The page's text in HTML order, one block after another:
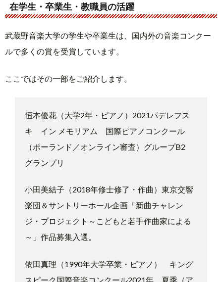
在学生・卒業生・教職員の活躍
武蔵野音楽大学の学生や卒業生は、国内外の音楽コンクー
ルで多くの賞を受賞しています。
ここではその一部をご紹介します。
恒本優花（大学2年・ピアノ）2021パデレフス
キ イン メモリアム 国際ピアノコンクール
（ポーランド／オンライン審査）グループB2
グランプリ
小田美結子（2018年修士修了・作曲）東京交響
楽団＆サントリーホール企画「新曲チャレン
ジ・プロジェクト～こどもと若手作曲家による
～」作品募集入選。
依田真理（1990年大学卒業・ピアノ） キング
スピーク国際音楽コンクール2021年 夏季（ア